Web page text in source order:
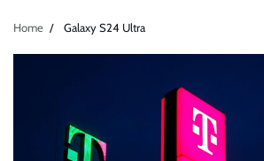
Home Galaxy S24 Ultra